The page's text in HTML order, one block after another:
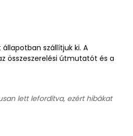
szállítjuk ki. A
összeszerelési útmutatót és a
lett lefordítva, ezért hibákat